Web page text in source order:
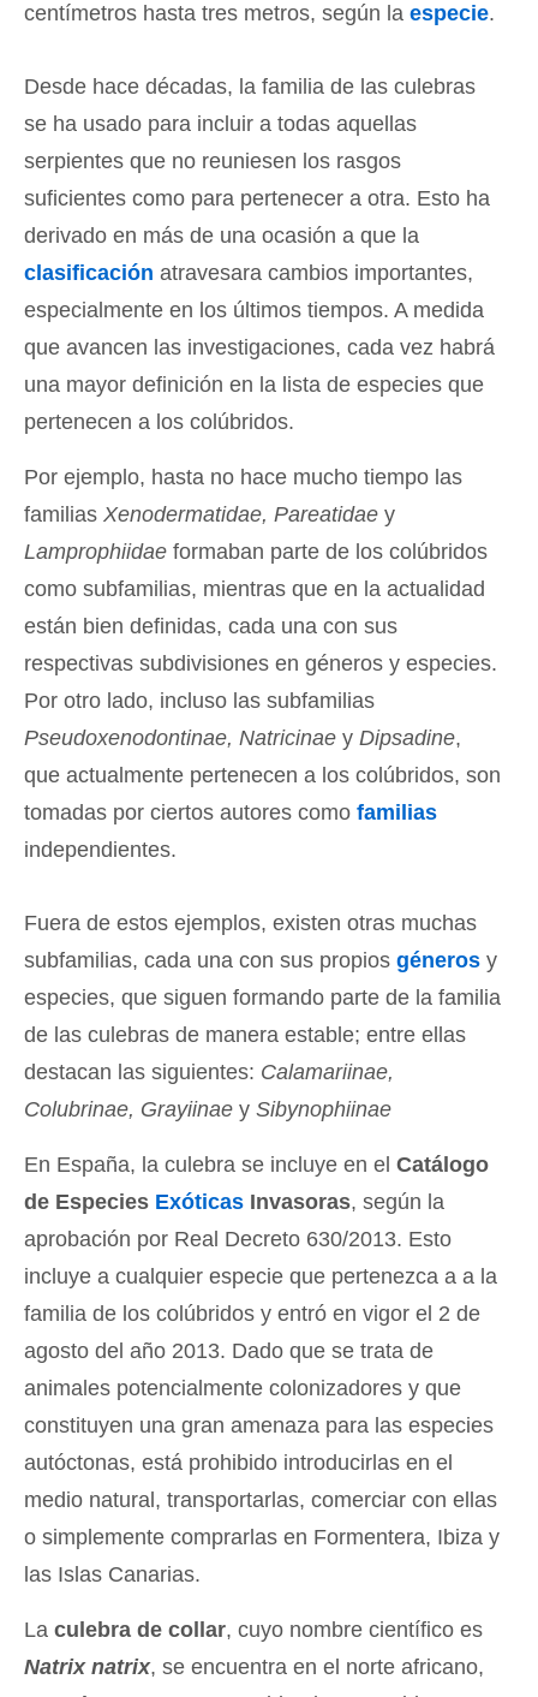
centímetros hasta tres metros, según la especie.
Desde hace décadas, la familia de las culebras
se ha usado para incluir a todas aquellas
serpientes que no reuniesen los rasgos
suficientes como para pertenecer a otra. Esto ha
derivado en más de una ocasión a que la
clasificación atravesara cambios importantes,
especialmente en los últimos tiempos. A medida
que avancen las investigaciones, cada vez habrá
una mayor definición en la lista de especies que
pertenecen a los colúbridos.
Por ejemplo, hasta no hace mucho tiempo las
familias Xenodermatidae, Pareatidae y
Lamprophiidae formaban parte de los colúbridos
como subfamilias, mientras que en la actualidad
están bien definidas, cada una con sus
respectivas subdivisiones en géneros y especies.
Por otro lado, incluso las subfamilias
Pseudoxenodontinae, Natricinae y Dipsadine,
que actualmente pertenecen a los colúbridos, son
tomadas por ciertos autores como familias
independientes.
Fuera de estos ejemplos, existen otras muchas
subfamilias, cada una con sus propios géneros y
especies, que siguen formando parte de la familia
de las culebras de manera estable; entre ellas
destacan las siguientes: Calamariinae,
Colubrinae, Grayiinae y Sibynophiinae
En España, la culebra se incluye en el Catálogo
de Especies Exóticas Invasoras, según la
aprobación por Real Decreto 630/2013. Esto
incluye a cualquier especie que pertenezca a a la
familia de los colúbridos y entró en vigor el 2 de
agosto del año 2013. Dado que se trata de
animales potencialmente colonizadores y que
constituyen una gran amenaza para las especies
autóctonas, está prohibido introducirlas en el
medio natural, transportarlas, comerciar con ellas
o simplemente comprarlas en Formentera, Ibiza y
las Islas Canarias.
La culebra de collar, cuyo nombre científico es
Natrix natrix, se encuentra en el norte africano,